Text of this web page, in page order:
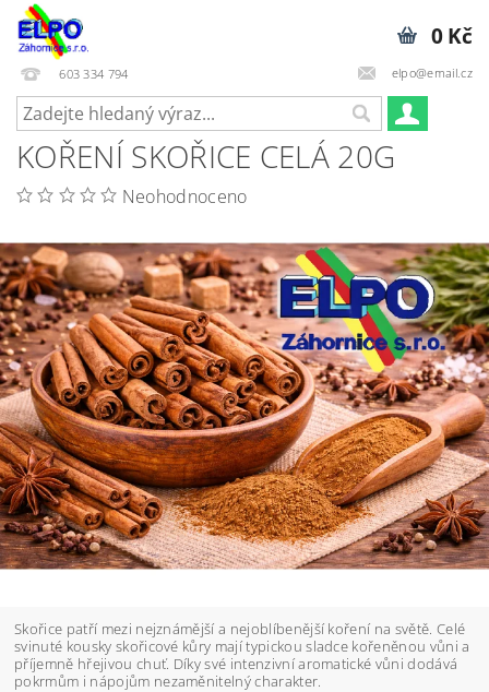
603 334 794 elpo@email.cz
0 Kč
KOŘENÍ SKOŘICE CELÁ 20G
Neohodnoceno
Skořice patří mezi nejznámější a nejoblíbenější koření na světě. Celé
svinuté kousky skořicové kůry mají typickou sladce kořeněnou vůni a
příjemně hřejivou chuť. Díky své intenzivní aromatické vůni dodává
pokrmům i nápojům nezaměnitelný charakter.